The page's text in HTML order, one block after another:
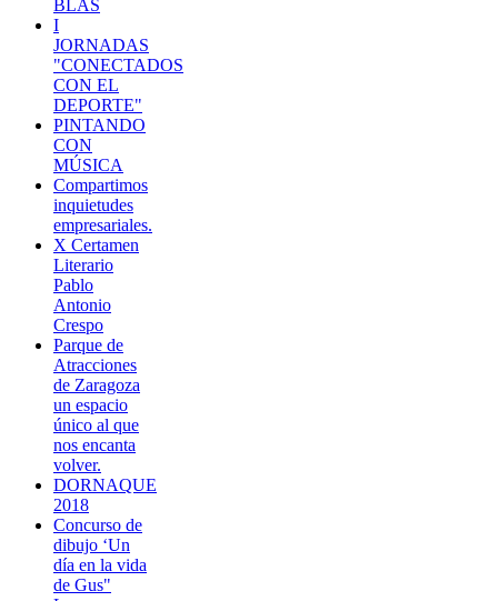
BLAS
I
JORNADAS
"CONECTADOS
CON EL
DEPORTE"
PINTANDO
CON
MÚSICA
Compartimos
inquietudes
empresariales.
X Certamen
Literario
Pablo
Antonio
Crespo
Parque de
Atracciones
de Zaragoza
un espacio
único al que
nos encanta
volver.
DORNAQUE
2018
Concurso de
dibujo ‘Un
día en la vida
de Gus"